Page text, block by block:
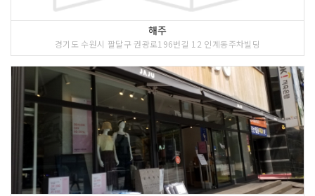
해주
경기도 수원시 팔달구 권광로196번길 12 인계동주차빌딩